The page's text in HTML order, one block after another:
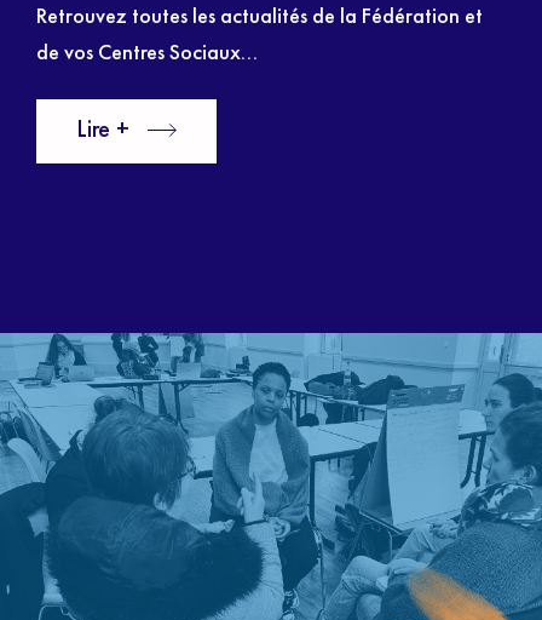
Retrouvez toutes les actualités de la Fédération et
de vos CentresSociaux…
Lire +